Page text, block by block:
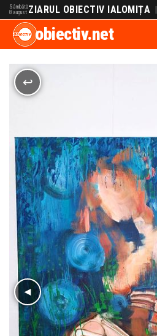
Sâmbătă
8 august ZIARUL OBIECTIV IALOMIȚA |
obiectiv.net